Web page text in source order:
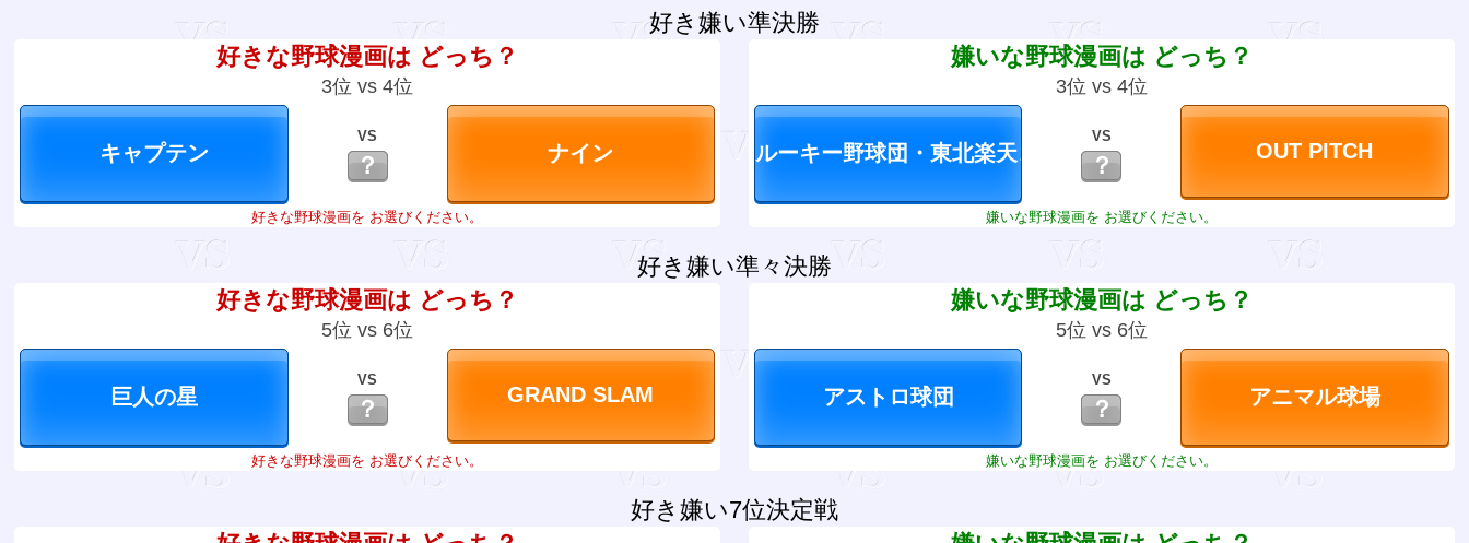
好き嫌い準決勝
好きな野球漫画は どっち？
3位 vs 4位
VS
？
好きな野球漫画を お選びください。
嫌いな野球漫画は どっち？
3位 vs 4位
VS
？
嫌いな野球漫画を お選びください。
好き嫌い準々決勝
好きな野球漫画は どっち？
5位 vs 6位
VS
？
好きな野球漫画を お選びください。
嫌いな野球漫画は どっち？
5位 vs 6位
VS
？
嫌いな野球漫画を お選びください。
好き嫌い7位決定戦